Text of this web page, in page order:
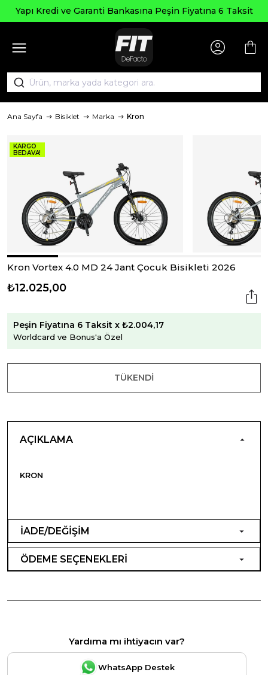
Yapı Kredi ve Garanti Bankasına Peşin Fiyatına 6 Taksit
Ana Sayfa Bisiklet Marka Kron
KARGO
BEDAVA!
Kron Vortex 4.0 MD 24 Jant Çocuk Bisikleti 2026
₺12.025,00
Peşin Fiyatına 6 Taksit x ₺2.004,17
Worldcard ve Bonus'a Özel
TÜKENDI
AÇIKLAMA
KRON
İADE/DEĞİŞİM
ÖDEME SEÇENEKLERİ
Yardıma mı ihtiyacın var?
WhatsApp Destek